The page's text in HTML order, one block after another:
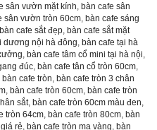
sân vườn mặt kính, bàn cafe sân
sân vườn tròn 60cm, bàn cafe sáng
bàn cafe sắt đẹp, bàn cafe sắt mặt
dương nội hà đông, bàn cafe tại hà
, bàn cafe tâm cổ mini tại hà nội,
đúc, bàn cafe tân cổ tròn 60cm,
bàn cafe tròn, bàn cafe tròn 3 chân
, bàn cafe tròn 60cm, bàn cafe tròn
sắt, bàn cafe tròn 60cm màu đen,
tròn 64cm, bàn cafe tròn 80cm, bàn
rẻ, bàn cafe tròn mạ vàng, bàn